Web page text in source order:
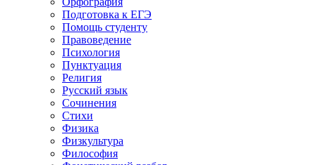
Подготовка к ЕГЭ
Помощь студенту
Правоведение
Психология
Пунктуация
Религия
Русский язык
Сочинения
Стихи
Физика
Физкультура
Философия